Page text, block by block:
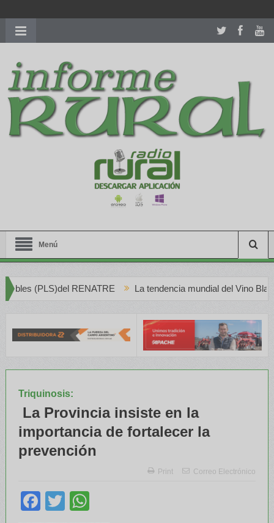
richardmillereplica
women.patekphilippe.tofor sale in usa recognized command with
dining room table ceremony. welcome to our
perfectwatches.is
shop. best youngsexdoll.comwith professional customer
services. 1: 1 design high
https://reallydiamond.com/
Menú
La tendencia mundial del Vino Blanco en Creciente
Triquinosis:
La Provincia insiste en la
importancia de fortalecer la
prevención
Print Correo Electrónico
Facebook
Twitter